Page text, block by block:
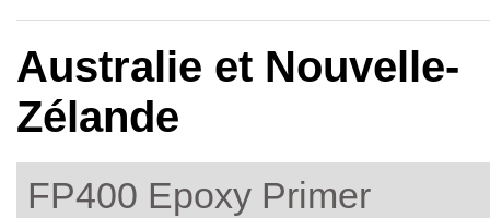
Australie et Nouvelle-
Zélande
FP400 Epoxy Primer